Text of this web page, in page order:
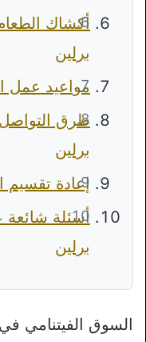
أكشاك
برلين
مواعيد عمل
طرق
برلين
إعادة تقسيم
أسئلة
برلين
السوق الفيتنامي